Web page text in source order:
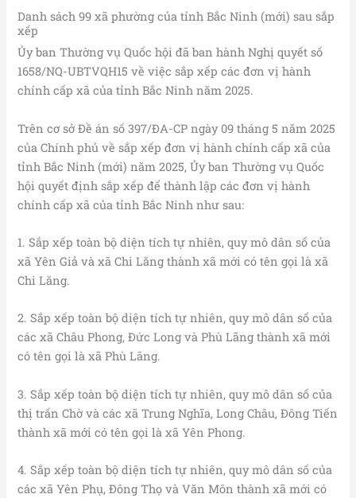
Danh sách 99 xã phường của tỉnh Bắc Ninh (mới) sau sắp
xếp
Ủy ban Thường vụ Quốc hội đã ban hành Nghị quyết số
1658/NQ-UBTVQH15 về việc sắp xếp các đơn vị hành
chính cấp xã của tỉnh Bắc Ninh năm 2025.
Trên cơ sở Đề án số 397/ĐA-CP ngày 09 tháng 5 năm 2025
của Chính phủ về sắp xếp đơn vị hành chính cấp xã của
tỉnh Bắc Ninh (mới) năm 2025, Ủy ban Thường vụ Quốc
hội quyết định sắp xếp để thành lập các đơn vị hành
chính cấp xã của tỉnh Bắc Ninh như sau:
1. Sắp xếp toàn bộ diện tích tự nhiên, quy mô dân số của
xã Yên Giả và xã Chi Lăng thành xã mới có tên gọi là xã
Chi Lăng.
2. Sắp xếp toàn bộ diện tích tự nhiên, quy mô dân số của
các xã Châu Phong, Đức Long và Phù Lãng thành xã mới
có tên gọi là xã Phù Lãng.
3. Sắp xếp toàn bộ diện tích tự nhiên, quy mô dân số của
thị trấn Chờ và các xã Trung Nghĩa, Long Châu, Đông Tiến
thành xã mới có tên gọi là xã Yên Phong.
4. Sắp xếp toàn bộ diện tích tự nhiên, quy mô dân số của
các xã Yên Phụ, Đông Thọ và Văn Môn thành xã mới có